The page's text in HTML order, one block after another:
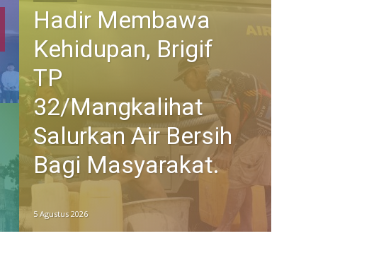
Hadir Membawa
Kehidupan, Brigif
TP
32/Mangkalihat
Salurkan Air Bersih
Bagi Masyarakat.
5 Agustus 2026